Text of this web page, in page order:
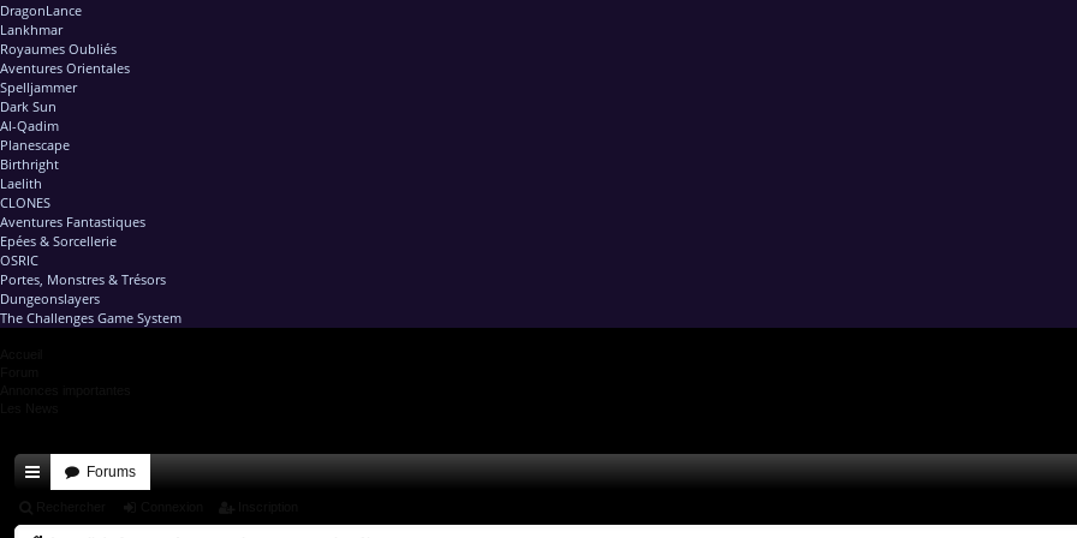
DragonLance
Lankhmar
Royaumes Oubliés
Aventures Orientales
Spelljammer
Dark Sun
Al-Qadim
Planescape
Birthright
Laelith
CLONES
Aventures Fantastiques
Epées & Sorcellerie
OSRIC
Portes, Monstres & Trésors
Dungeonslayers
The Challenges Game System
Forums